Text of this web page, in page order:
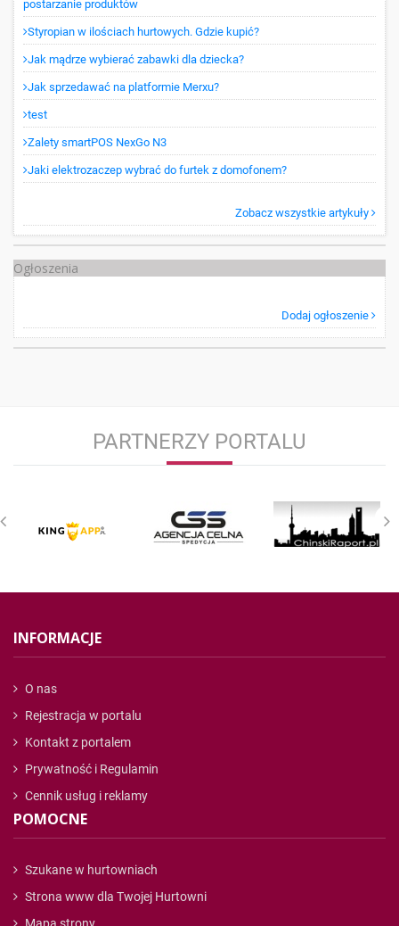
postarzanie produktów
Styropian w ilościach hurtowych. Gdzie kupić?
Jak mądrze wybierać zabawki dla dziecka?
Jak sprzedawać na platformie Merxu?
test
Zalety smartPOS NexGo N3
Jaki elektrozaczep wybrać do furtek z domofonem?
Zobacz wszystkie artykuły
Ogłoszenia
Dodaj ogłoszenie
PARTNERZY PORTALU
INFORMACJE
O nas
Rejestracja w portalu
Kontakt z portalem
Prywatność i Regulamin
Cennik usług i reklamy
POMOCNE
Szukane w hurtowniach
Strona www dla Twojej Hurtowni
Mapa strony